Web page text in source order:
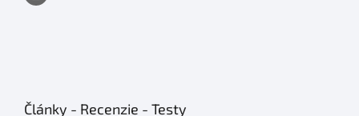
Články - Recenzie - Testy